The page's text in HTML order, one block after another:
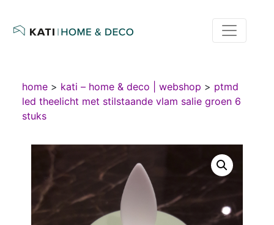
home > kati – home & deco | webshop > ptmd
led theelicht met stilstaande vlam salie groen 6
stuks